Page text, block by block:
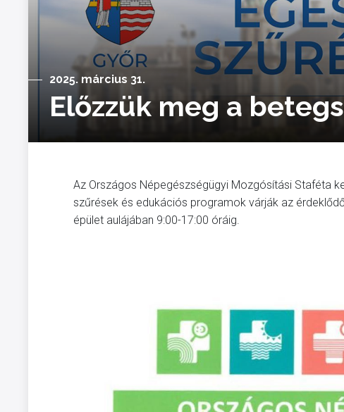
2025. március 31.
Előzzük meg a
Az Országos Népegészségügyi Mozgósítási Staféta
szűrések és edukációs programok várják az
épület aulájában 9:00-17:00 óráig.